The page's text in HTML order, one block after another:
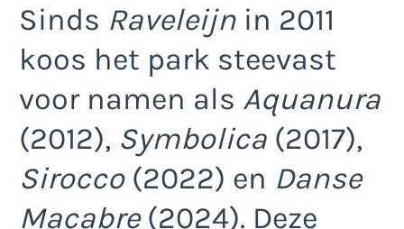
Sinds Raveleijn in 2011
koos het park steevast
voor namen als Aquanura
(2012), Symbolica (2017),
Sirocco(2022) en Danse
Macabre(2024). Deze